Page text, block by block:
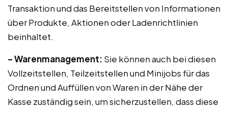
Transaktion und das Bereitstellen von Informationen
über Produkte, Aktionen oder Ladenrichtlinien
beinhaltet.
– Warenmanagement: Sie können auch bei diesen
Vollzeitstellen, Teilzeitstellen und Minijobs für das
Ordnen und Auffüllen von Waren in der Nähe der
Kasse zuständig sein, um sicherzustellen, dass diese